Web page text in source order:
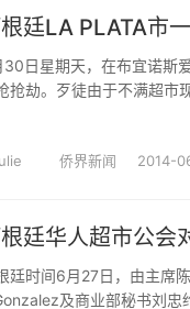
廷LA PLATA市
30日星期天，在布宜诺斯
抢劫。歹徒由于不满超市
侨界新闻 2014-
廷华人超市公
廷时间6月27日，由主席
及商业部秘书刘忠